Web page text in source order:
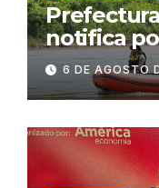
notifica
exige
Gonzalo
Daule
6 DE AGOSTO